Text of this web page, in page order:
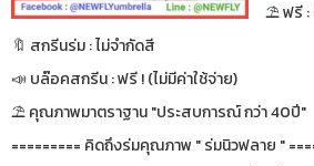
⛱ ฟรี :
🔖 สกรีนร่ม : ไม่จำกัดสี
📣 บล๊อคสกรีน : ฟรี ! (ไม่มีค่าใช้จ่าย)
⛱ คุณภาพมาตราฐาน "ประสบการณ์ กว่า 40ปี"
========= คิดถึงร่มคุณภาพ " ร่มนิวฟลาย "